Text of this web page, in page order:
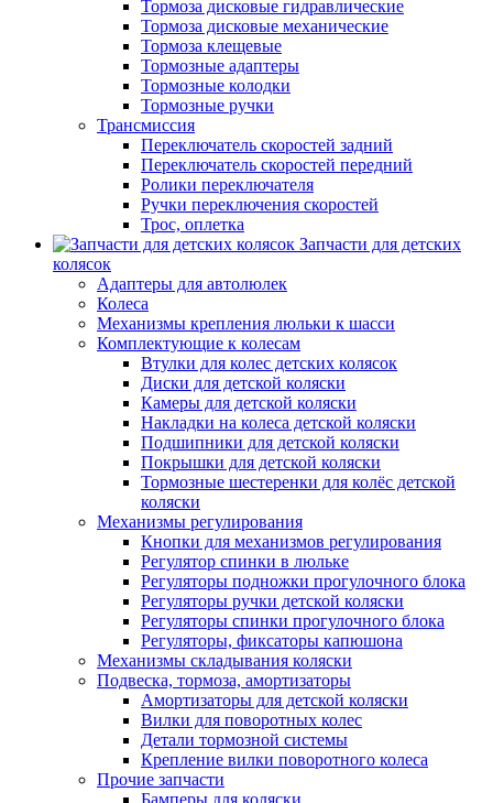
Тормоза дисковые гидравлические
Тормоза дисковые механические
Тормоза клещевые
Тормозные адаптеры
Тормозные колодки
Тормозные ручки
Трансмиссия
Переключатель скоростей задний
Переключатель скоростей передний
Ролики переключателя
Ручки переключения скоростей
Трос, оплетка
Запчасти для детских
колясок
Адаптеры для автолюлек
Колеса
Механизмы крепления люльки к шасси
Комплектующие к колесам
Втулки для колес детских колясок
Диски для детской коляски
Камеры для детской коляски
Накладки на колеса детской коляски
Подшипники для детской коляски
Покрышки для детской коляски
Тормозные шестеренки для колёс детской
коляски
Механизмы регулирования
Кнопки для механизмов регулирования
Регулятор спинки в люльке
Регуляторы подножки прогулочного блока
Регуляторы ручки детской коляски
Регуляторы спинки прогулочного блока
Регуляторы, фиксаторы капюшона
Механизмы складывания коляски
Подвеска, тормоза, амортизаторы
Амортизаторы для детской коляски
Вилки для поворотных колес
Детали тормозной системы
Крепление вилки поворотного колеса
Прочие запчасти
Бамперы для коляски